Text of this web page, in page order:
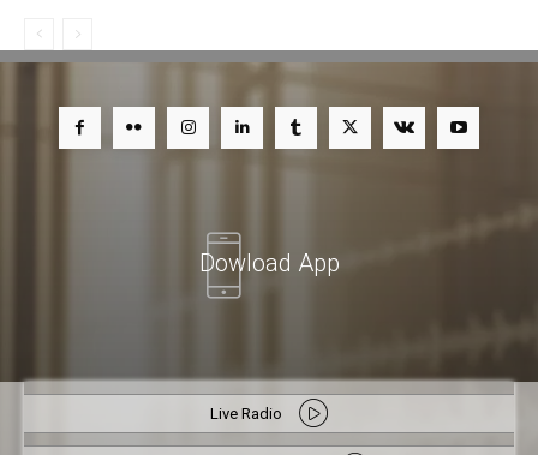
Dowload App
Live Radio